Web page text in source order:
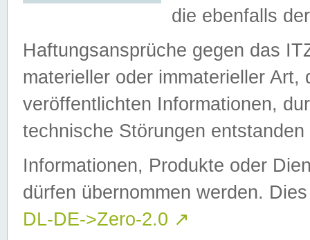
die ebenfalls
Haftungsansprüche gegen das
materieller oder immaterieller
veröffentlichten Informationen,
technische Störungen
Informationen, Produkte oder
dürfen übernommen werden.
DL-DE->Zero-2.0 ↗